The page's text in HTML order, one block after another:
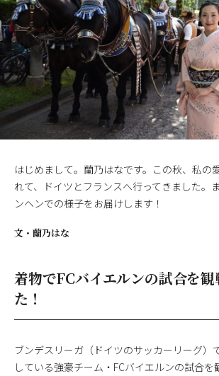
はじめまして。蘭乃はなです。この秋、私の
れて、ドイツとフランスへ行ってきました。
ンヘンでの様子をお届けします！
文・ 蘭乃はな
着物でFCバイエルンの試合を
た！
ブンデスリーガ（ドイツのサッカーリーグ）
している強豪チーム・FCバイエルンの試合